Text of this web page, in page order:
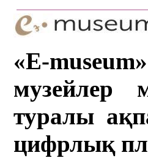
«E-
музейлер
туралы
цифрлық